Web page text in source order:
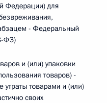
Федерации) для
- Федеральный
ФЗ)
и (или) упаковки
товаров) -
утраты товарами и (или)
своих